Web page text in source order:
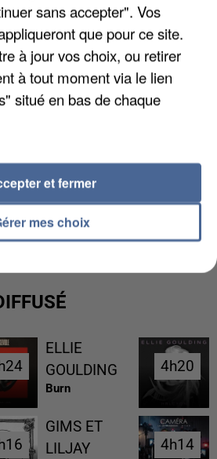
SUPPOSÉS DE LA DZ
EN ALGÉRIE
ELLIE
GOULDING
Burn
4h20
4h20
GIMS ET
LILJAY
4h14
4h14
sans accepter". Vos
que pour ce site.
à jour vos choix, ou retirer
à tout moment via le lien
situé en bas de chaque
mes choix
et fermer